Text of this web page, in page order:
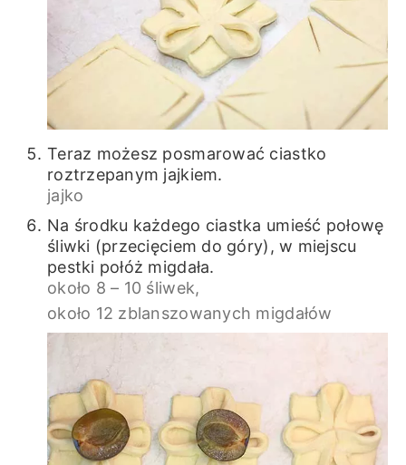
Teraz możesz posmarować ciastko
roztrzepanym jajkiem.
jajko
Na środku każdego ciastka umieść połowę
śliwki (przecięciem do góry), w miejscu
pestki połóż migdała.
około 8 – 10 śliwek,
około 12 zblanszowanych migdałów